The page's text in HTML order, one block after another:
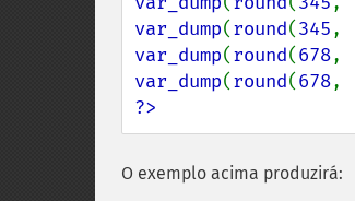
var_dump(round(345,
var_dump(round(678,
var_dump(round(678,
?>
O exemplo acima produzirá: